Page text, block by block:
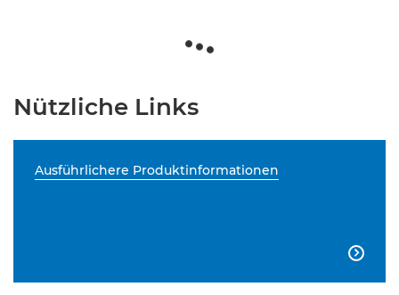
Nützliche Links
Ausführlichere Produktinformationen
